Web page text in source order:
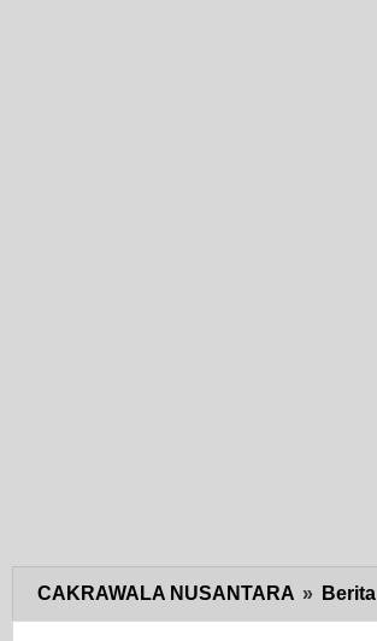
CAKRAWALA NUSANTARA » Berita